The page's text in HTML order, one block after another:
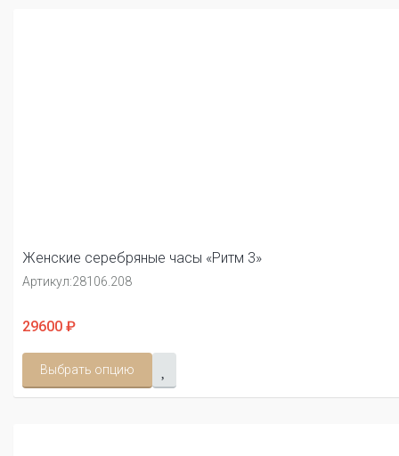
Женские серебряные часы «Ритм 3»
Артикул:28106.208
29600 ₽
Выбрать опцию